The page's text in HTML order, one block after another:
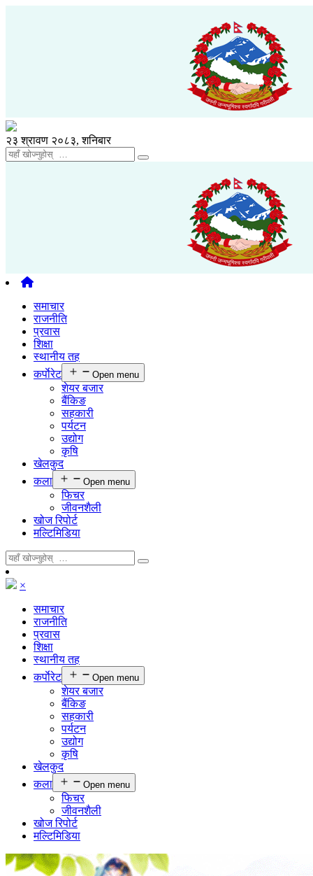
२३ श्रावण २०८३, शनिबार
समाचार
राजनीति
प्रवास
शिक्षा
स्थानीय तह
कर्पाेरेट
Open menu
शेयर बजार
बैंकिङ
सहकारी
पर्यटन
उद्योग
कृषि
खेलकुद
कला
Open menu
फिचर
जीवनशैली
खोज रिपोर्ट
मल्टिमिडिया
×
समाचार
राजनीति
प्रवास
शिक्षा
स्थानीय तह
कर्पाेरेट
Open menu
शेयर बजार
बैंकिङ
सहकारी
पर्यटन
उद्योग
कृषि
खेलकुद
कला
Open menu
फिचर
जीवनशैली
खोज रिपोर्ट
मल्टिमिडिया